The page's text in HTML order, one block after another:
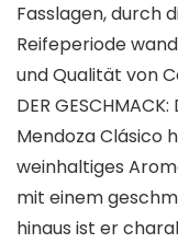
Fasslagen, durch
Reifeperiode
und Qualität von
DER
Mendoza Clásico
weinhaltiges
mit einem
hinaus ist er